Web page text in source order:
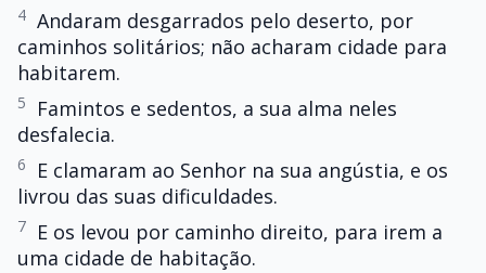
4 Andaram desgarrados pelo deserto, por
caminhos solitários; não acharam cidade para
habitarem.
5
Famintos e sedentos, a sua alma neles
desfalecia.
6
E clamaram ao Senhor na sua angústia, e os
livrou das suas dificuldades.
7
E os levou por caminho direito, para irem a
uma cidade de habitação.